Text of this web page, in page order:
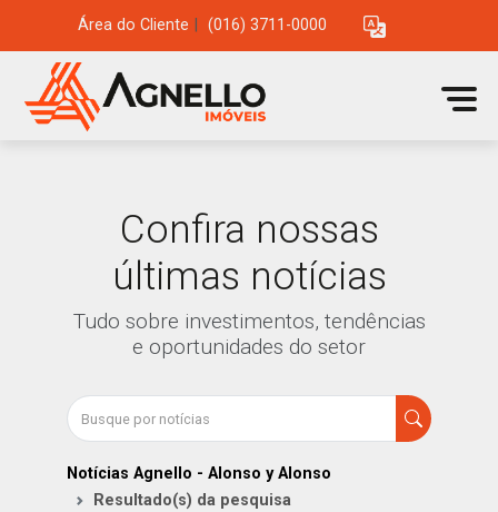
Área do Cliente (016) 3711-0000
Notícias Agnello - Alonso y Alonso
Resultado(s) da pesquisa
Confira nossas
últimas notícias
Tudo sobre investimentos, tendências
e oportunidades do setor